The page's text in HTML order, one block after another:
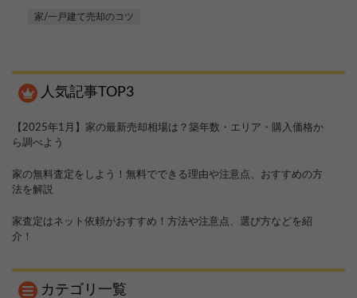
家/一戸建て売却のコツ
人気記事TOP3
【2025年1月】家の最新売却相場は？築年数・エリア・購入価格か
ら調べよう
家の無料査定をしよう！無料でできる理由や注意点、おすすめの方
法を解説
家査定はネット依頼がおすすめ！方法や注意点、選び方などを紹
介！
カテゴリ一覧